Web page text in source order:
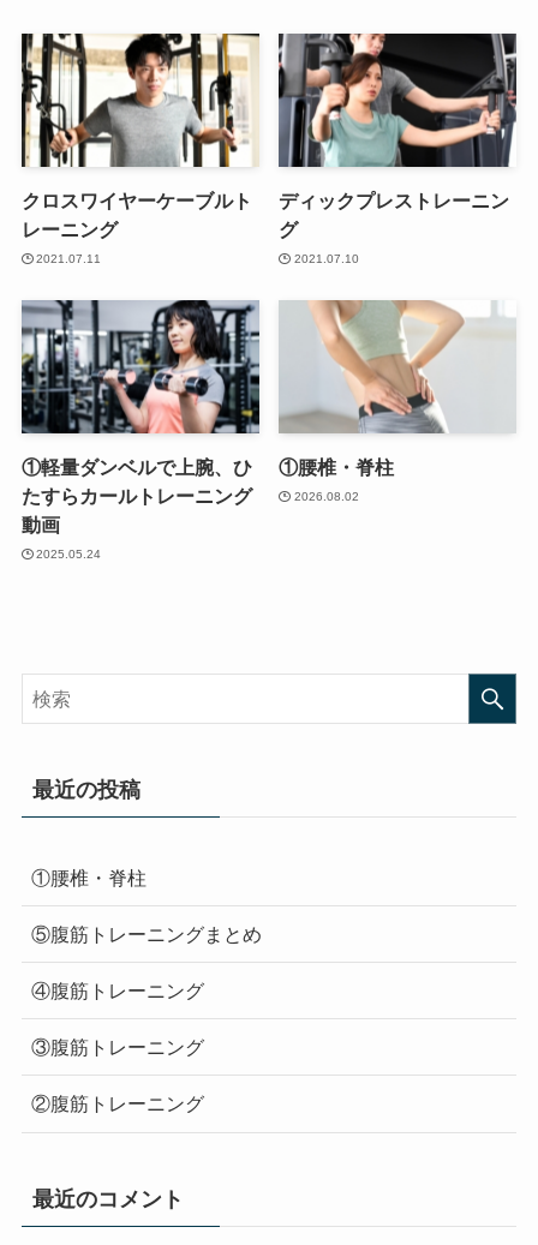
クロスワイヤーケーブルト
レーニング
2021.07.11
ディックプレストレーニン
グ
2021.07.10
①軽量ダンベルで上腕、ひ
たすらカールトレーニング
動画
2025.05.24
①腰椎・脊柱
2026.08.02
最近の投稿
①腰椎・脊柱
⑤腹筋トレーニングまとめ
④腹筋トレーニング
③腹筋トレーニング
②腹筋トレーニング
最近のコメント